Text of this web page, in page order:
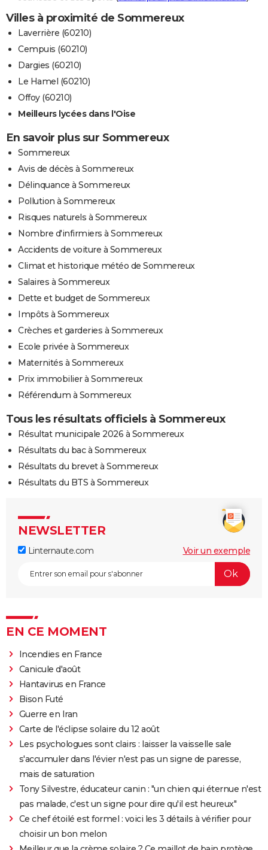
Villes à proximité de Sommereux
Laverrière (60210)
Cempuis (60210)
Dargies (60210)
Le Hamel (60210)
Offoy (60210)
Meilleurs lycées dans l'Oise
En savoir plus sur Sommereux
Sommereux
Avis de décès à Sommereux
Délinquance à Sommereux
Pollution à Sommereux
Risques naturels à Sommereux
Nombre d'infirmiers à Sommereux
Accidents de voiture à Sommereux
Climat et historique météo de Sommereux
Salaires à Sommereux
Dette et budget de Sommereux
Impôts à Sommereux
Crèches et garderies à Sommereux
Ecole privée à Sommereux
Maternités à Sommereux
Prix immobilier à Sommereux
Référendum à Sommereux
Tous les résultats officiels à Sommereux
Résultat municipale 2026 à Sommereux
Résultats du bac à Sommereux
Résultats du brevet à Sommereux
Résultats du BTS à Sommereux
NEWSLETTER
Linternaute.com Voir un exemple
EN CE MOMENT
Incendies en France
Canicule d'août
Hantavirus en France
Bison Futé
Guerre en Iran
Carte de l'éclipse solaire du 12 août
Les psychologues sont clairs : laisser la vaisselle sale
s'accumuler dans l'évier n'est pas un signe de paresse,
mais de saturation
Tony Silvestre, éducateur canin : "un chien qui éternue n'est
pas malade, c'est un signe pour dire qu'il est heureux"
Ce chef étoilé est formel : voici les 3 détails à vérifier pour
choisir un bon melon